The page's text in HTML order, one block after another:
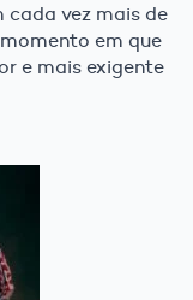
cada vez mais de
em que
e mais exigente